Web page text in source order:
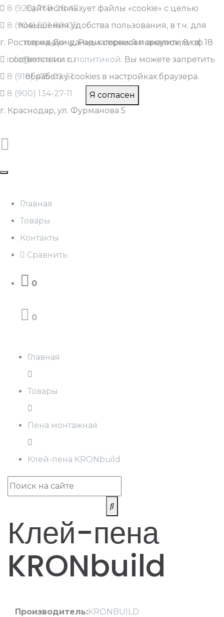
8 (928) 768-28-47
8 (904) 501-80-05
г. Ростов-на-Дону, Радиаторный переулок, 9, оф.18
info@nova-tor.ru
8 (918) 475-02-51
8 (900) 134-27-11
г. Краснодар, ул. Фурманова 5
Главная
Товары
Контакты
Сравнить
0
0
Главная
Товары
Пена монтажная
Клей-пена KRONbuild
Клей-пена
KRONbuild
Производитель:KRONBUILD
Сайт использует файлы «cookie» с целью
повышения удобства пользования, в т.ч. для
передачи данных сервисам аналитики в
соответствии сполитикой. Вы можете запретить
обработку cookies в настройках браузера.
Я согласен